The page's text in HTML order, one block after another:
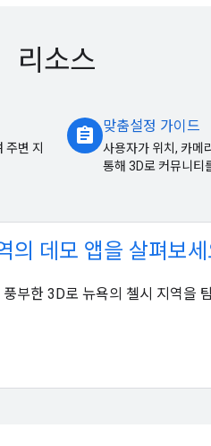
리소스
변 지
assignment 맞춤설정 가이드
사용자가 위치, 카메
통해 3D로 커뮤니티
의 데모 앱을 살펴보
부한 3D로 뉴욕의 첼시 지역을